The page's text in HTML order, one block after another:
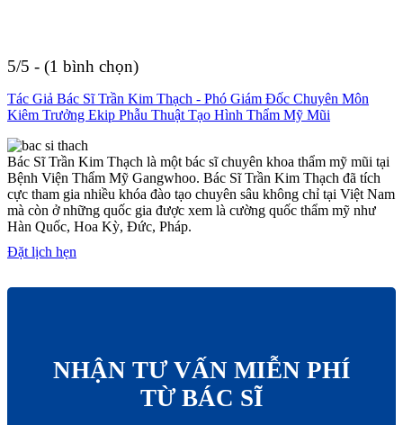
5/5 - (1 bình chọn)
Tác Giả Bác Sĩ Trần Kim Thạch - Phó Giám Đốc Chuyên Môn
Kiêm Trưởng Ekip Phẫu Thuật Tạo Hình Thẩm Mỹ Mũi
Bác Sĩ Trần Kim Thạch là một bác sĩ chuyên khoa thẩm mỹ mũi tại
Bệnh Viện Thẩm Mỹ Gangwhoo. Bác Sĩ Trần Kim Thạch đã tích
cực tham gia nhiều khóa đào tạo chuyên sâu không chỉ tại Việt Nam
mà còn ở những quốc gia được xem là cường quốc thẩm mỹ như
Hàn Quốc, Hoa Kỳ, Đức, Pháp.
Đặt lịch hẹn
NHẬN TƯ VẤN MIỄN PHÍ
TỪ BÁC SĨ